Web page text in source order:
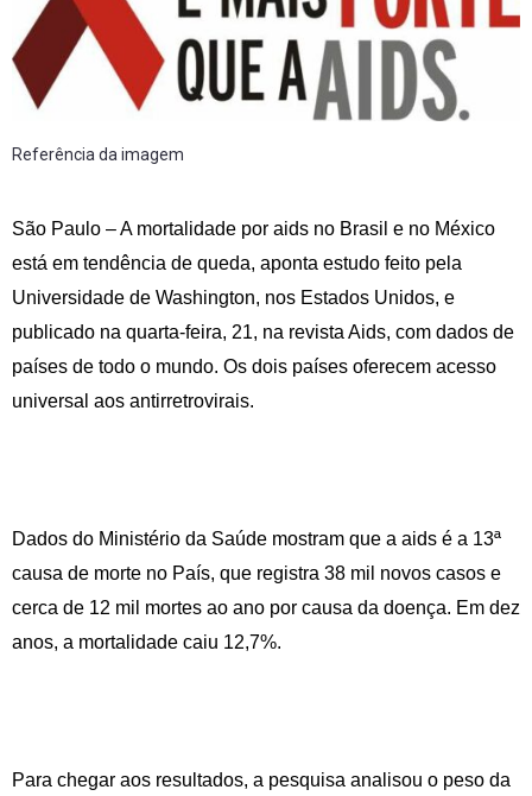
Referência da imagem
São Paulo – A mortalidade por aids no Brasil e no México
está em tendência de queda, aponta estudo feito pela
Universidade de Washington, nos Estados Unidos, e
publicado na quarta-feira, 21, na revista Aids, com dados de
países de todo o mundo. Os dois países oferecem acesso
universal aos antirretrovirais.
Dados do Ministério da Saúde mostram que a aids é a 13ª
causa de morte no País, que registra 38 mil novos casos e
cerca de 12 mil mortes ao ano por causa da doença. Em dez
anos, a mortalidade caiu 12,7%.
Para chegar aos resultados, a pesquisa analisou o peso da